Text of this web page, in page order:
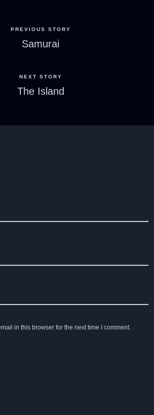
PREVIOUS STORY
Samurai
NEXT STORY
The Island
in this browser for the next time I comment.